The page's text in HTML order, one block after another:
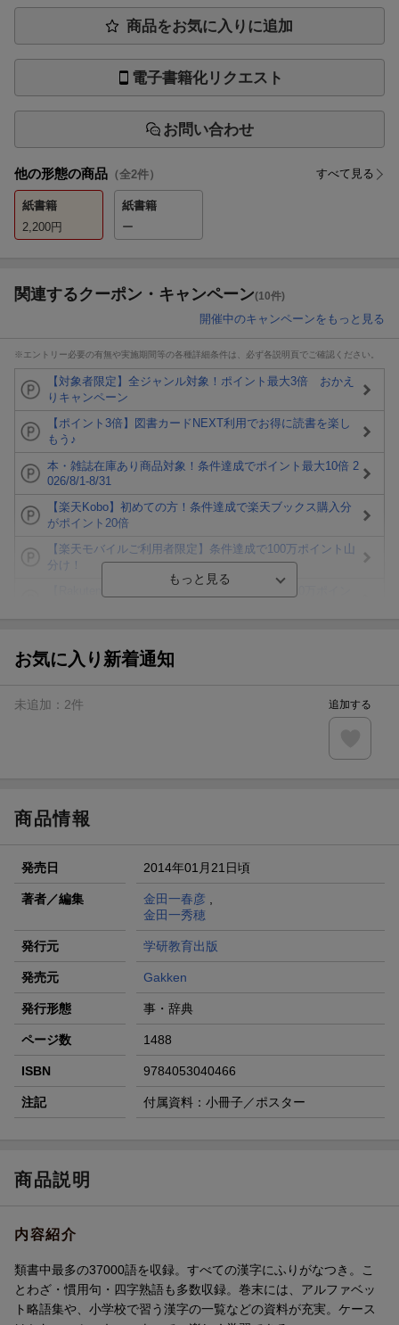
商品をお気に入りに追加
電子書籍化リクエスト
お問い合わせ
他の形態の商品 （全2件） すべて見る
紙書籍
2,200円
紙書籍
ー
関連するクーポン・キャンペーン(10件)
開催中のキャンペーンをもっと見る
※エントリー必要の有無や実施期間等の各種詳細条件は、必ず各説明頁でご確認ください。
【対象者限定】全ジャンル対象！ポイント最大3倍 おかえ
りキャンペーン
【ポイント3倍】図書カードNEXT利用でお得に読書を楽し
もう♪
本・雑誌在庫あり商品対象！条件達成でポイント最大10倍 2
026/8/1-8/31
【楽天Kobo】初めての方！条件達成で楽天ブックス購入分
がポイント20倍
【楽天モバイルご利用者限定】条件達成で100万ポイント山
分け！
が当たる！
楽天モバイル紹介キャンペーンの拡散で300円OFFクーポン
条件達成で楽天限定・宝塚歌劇 宙組貸切公演ペアチケット
お気に入り新着通知
未追加： 2件 追加する
商品情報
発売日 2014年01月21日頃
著者／編集 金田一春彦 ,
金田一秀穂
発行元 学研教育出版
発売元 Gakken
発行形態 事・辞典
ページ数 1488
ISBN 9784053040466
注記 付属資料：小冊子／ポスター
商品説明
内容紹介
類書中最多の37000語を収録。すべての漢字にふりがなつき。こ
とわざ・慣用句・四字熟語も多数収録。巻末には、アルファベッ
ト略語集や、小学校で習う漢字の一覧などの資料が充実。ケース